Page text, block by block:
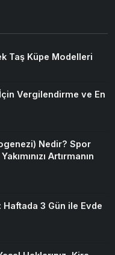
Taş Küpe Modelleri
Vergilendirme ve En
Nedir? Spor
Artırmanın
Haftada 3 Gün ile Evde